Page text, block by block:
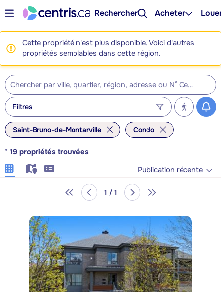
Rechercher Acheter
Cette propriété n'est plus disponible. Voici d'autres
propriétés semblables dans cette région.
Filtres
Saint-Bruno-de-Montarville Condo
* 19 propriétés trouvées
Publication récente
1 / 1